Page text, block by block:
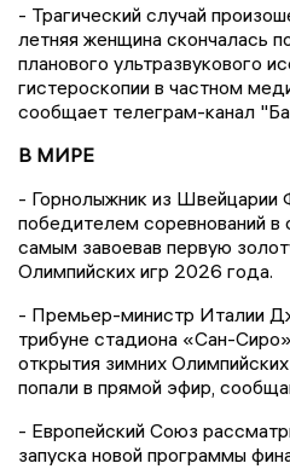
- Трагический случай
летняя женщина скончалась
планового ультразвукового
гистероскопии в частном
сообщает телеграм-канал
В МИРЕ
- Горнолыжник из Швейцарии
победителем соревнований в
самым завоевав первую
Олимпийских игр 2026 года.
- Премьер-министр Италии
трибуне стадиона «Сан-
открытия зимних
попали в прямой эфир,
- Европейский Союз
запуска новой программы